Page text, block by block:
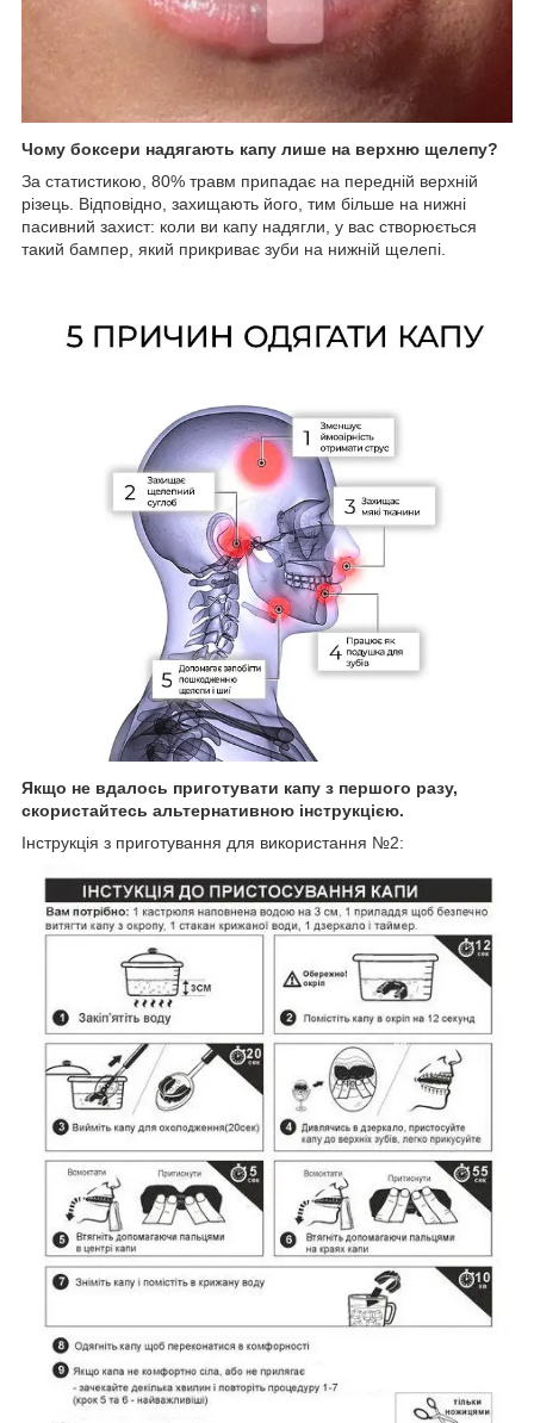
Чому боксери надягають капу лише на верхню щелепу?
За статистикою, 80% травм припадає на передній верхній
різець. Відповідно, захищають його, тим більше на нижні
пасивний захист: коли ви капу надягли, у вас створюється
такий бампер, який прикриває зуби на нижній щелепі.
Якщо не вдалось приготувати капу з першого разу,
скористайтесь альтернативною інструкцією.
Інструкція з приготування для використання №2: